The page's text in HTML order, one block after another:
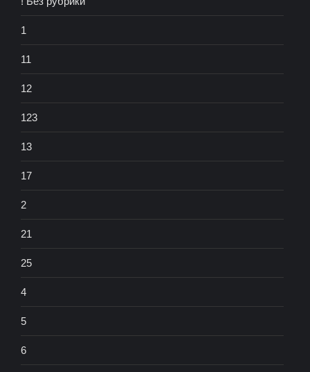
1
11
12
123
13
17
2
21
25
4
5
6